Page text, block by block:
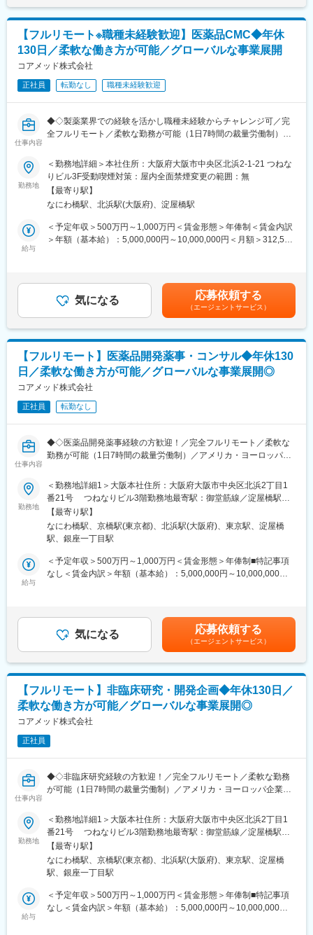
用設計～問い合わせ対応～データ管理～解析実行～クロージング
（契約/請求）までを一気通貫で推進いただきます。
本ポジションは「研究者」ではなく、
・社外（製薬・医療機関・KOL・CRO等）
を巻き込み、デジタルも活用しながらプロジェクトを前に進める
■担当プロジェクト例
・大学研究室・医療機関と連携した臨床研究支援
※案件は紹介・問い合わせ起点が中心で、アウトバウンドで「取っ
てくる」よりも、引き受けた案件を“成功させる推進”が重要
※1人あたり同時並行：2～3案件程度
■主な業務内容
・PM業務：研究計画作成支援、リクルーティング、オペレーショ
ン設計・実行、問い合わせ対応、データ管理、解析計画、解析実
行
●PSG解析AI／解析クラウド導入支援
・マーケティング計画に基づく導入提案（問い合わせ対応中心）
・テストデータでの精度検証・チューニング、顧客QA
・クロージング、契約書締結、請求管理
●マネージャー候補として
・進行状況・品質のレビュー、プロセスの標準化
・取締役と連携した案件全体の進捗・優先順位設計
(月額)は固定手当を含めた表記です。
【フルリモート※職種未経験歓迎】医薬品CMC◆年休
130日／柔軟な働き方が可能／グローバルな事業展開
コアメッド株式会社
正社員 転勤なし 職種未経験歓迎
仕事内容
◆◇製薬業界での経験を活かし職種未経験からチャレンジ可／完
全フルリモート／柔軟な勤務が可能（1日7時間の裁量労働制）／
戦略のコンサルティング会社◆◇
■仕事内容：
医薬品開発におけるCMC領域を中心に、コンサルティングおよび
各種申請資料の作成業務をお任せします。
新薬承認に関わる品質・製造・試験に関する戦略立案から資料作
成までを担っていただきます。
る資料の整備・評価・助言・企画の設定
・製造方法/試験方法に関する資料の評価・助言
・安定性試験に関する資料の評価・助言
※クライアントは欧米製薬会社または外資系製薬会社がほとんどで
す。
にあたっていただきます。
通常医薬品メーカー出身が会員である関西医薬協会に、当社は会
員として登録しています。業界関連のセミナーにも参加すること
プデートできる環境です。
■働き方：
◎完全在宅勤務のため、拠点（東京・大阪）の近くにお住まいで
なくてもご就業いただけます。
場合、お子様の通院やご都合に合わせて業務時間を調整できま
す。
・会議や打ち合わせで必要な時は大阪・東京等へ出張（宿泊も伴
います）が発生します。
※国内出張の頻度は1~3回/年です。（海外出張はほとんどありませ
ん。）
■組織構成：
CMC担当11名（2名男性、9名女性）
30代～40代で構成されています。
お子様がおられる社員が多く、在宅勤務のため子育てしながらキ
研究所での経験、CMC薬事の経験者が多いです。
勤務地
＜勤務地詳細＞本社住所：大阪府大阪市中央区北浜2-1-21 つねな
りビル3F受動喫煙対策：屋内全面禁煙変更の範囲：無
【最寄り駅】
なにわ橋駅、北浜駅(大阪府)、淀屋橋駅
給与
＜予定年収＞500万円～1,000万円＜賃金形態＞年俸制＜賃金内訳
＞年額（基本給）：5,000,000円～10,000,000円＜月額＞312,500
平均で夏2ヶ月分、冬2ヶ月分）賃金はあくまでも目安の金額であ
り、選考を通じて上下する可能性があります。月給(月額)は固定手
気になる 応募依頼する
（エージェントサービス）
【フルリモート】医薬品開発薬事・コンサル◆年休130
日／柔軟な働き方が可能／グローバルな事業展開◎
コアメッド株式会社
正社員 転勤なし
仕事内容
◆◇医薬品開発薬事経験の方歓迎！／完全フルリモート／柔軟な
勤務が可能（1日7時間の裁量労働制）／アメリカ・ヨーロッパ企
会社◆◇
■業務内容：
医薬品開発における薬事戦略の立案・評価・助言を中心としたコ
ンサルティング業務をお任せします。承認取得に向けた最適な戦
略を設計する上流ポジションです。
・クライアントの基本戦略を踏まえた薬事戦略の立案
・日米欧（MHLW／PMDA・FDA・EMA）を横断したグローバル
・三極規制当局との事前相談を含むリエゾン業務および規制動向
の調査・分析・アドバイス
・新薬ライセンス導入時のデューデリジェンス対応
■業務の特徴：
・プロジェクトは個人で完結させるのではなく、社内メンバーと
連携しながら分担して推進しています。
われる環境です。
通常医薬品メーカー出身が会員である関西医薬協会に、当社は会
員として登録しています。業界関連のセミナーにも参加すること
プデートできる環境です。
■働き方：
◎完全在宅勤務のため、拠点（東京・大阪）の近くにお住まいで
なくてもご就業いただけます。
場合、お子様の通院やご都合に合わせて業務時間を調整できま
す。
勤務地
＜勤務地詳細1＞大阪本社住所：大阪府大阪市中央区北浜2丁目1
番21号 つねなりビル3階勤務地最寄駅：御堂筋線／淀屋橋駅受
動喫煙対策：屋内全面禁煙＜勤務地詳細2＞東京支社住所：東京都
千代田区丸の内1-11-1 パシフィックセンチュリープレイス丸の内
13階 受動喫煙対策：屋内全面禁煙変更の範囲：無
【最寄り駅】
なにわ橋駅、京橋駅(東京都)、北浜駅(大阪府)、東京駅、淀屋橋
駅、銀座一丁目駅
給与
＜予定年収＞500万円～1,000万円＜賃金形態＞年俸制■特記事項
なし＜賃金内訳＞年額（基本給）：5,000,000円～10,000,000円
額であり、選考を通じて上下する可能性があります。月給(月額)は
固定手当を含めた表記です。
気になる 応募依頼する
（エージェントサービス）
【フルリモート】非臨床研究・開発企画◆年休130日／
柔軟な働き方が可能／グローバルな事業展開◎
コアメッド株式会社
正社員
仕事内容
◆◇非臨床研究経験の方歓迎！／完全フルリモート／柔軟な勤務
が可能（1日7時間の裁量労働制）／アメリカ・ヨーロッパ企業と
◆◇
■仕事内容：
承認申請・取得に向けた非（前）臨床開発戦略の構築・評価・分
析・助言を中心としたコンサルティング業務をお任せします。
開発初期段階から関与し、医薬品開発の方向性を左右する戦略立
案に携わる上流ポジションです。
・各種動物実験受託機関（CRO）の選定・評価分析・実施支援
勤務地
＜勤務地詳細1＞大阪本社住所：大阪府大阪市中央区北浜2丁目1
番21号 つねなりビル3階勤務地最寄駅：御堂筋線／淀屋橋駅受
動喫煙対策：屋内全面禁煙＜勤務地詳細2＞東京支社住所：東京都
千代田区丸の内1-11-1 パシフィックセンチュリープレイス丸の内
13階 受動喫煙対策：屋内全面禁煙変更の範囲：無
【最寄り駅】
なにわ橋駅、京橋駅(東京都)、北浜駅(大阪府)、東京駅、淀屋橋
駅、銀座一丁目駅
給与
＜予定年収＞500万円～1,000万円＜賃金形態＞年俸制■特記事項
なし＜賃金内訳＞年額（基本給）：5,000,000円～10,000,000円